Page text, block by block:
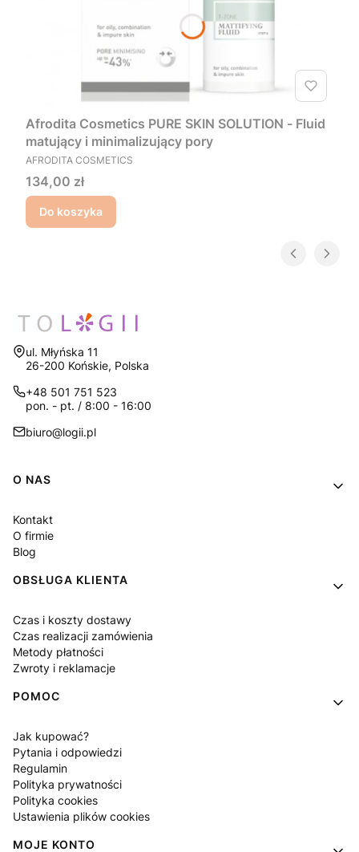
Afrodita Cosmetics PURE SKIN SOLUTION - Fluid
matujący i minimalizujący pory
PRODUCENT
AFRODITA COSMETICS
Cena
134,00 zł
Do koszyka
Adres:
ul. Młyńska 11
26-200 Końskie, Polska
+48 501 751 523
pon. - pt. / 8:00 - 16:00
biuro@logii.pl
Linki w stopce
O NAS
Kontakt
O firmie
Blog
OBSŁUGA KLIENTA
Czas i koszty dostawy
Czas realizacji zamówienia
Metody płatności
Zwroty i reklamacje
POMOC
Jak kupować?
Pytania i odpowiedzi
Regulamin
Polityka prywatności
Polityka cookies
Ustawienia plików cookies
MOJE KONTO